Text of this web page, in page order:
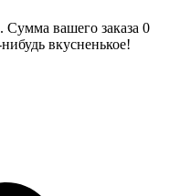
Сумма вашего заказа 0
вкусненькое!